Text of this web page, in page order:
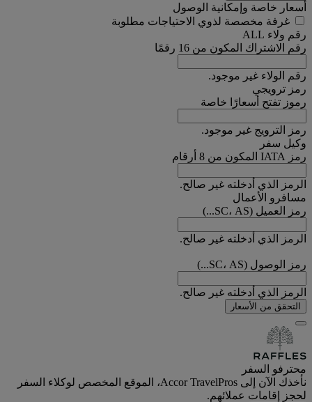
أسعار خاصة وإمكانية الوصول
غرفة مخصصة لذوي الاحتياجات مطلوبة
رقم ولاء ALL
رقم الاشتراك المكون من 16 رقمًا
رقم الولاء غير موجود.
رمز ترويجي
رموز تفتح أسعارًا خاصة
رمز الترويج غير موجود.
وكيل سفر
رمز IATA المكون من 8 أرقام
الرمز الذي أدخلته غير صالح.
مسافرو الأعمال
رمز العميل (SC، AS...)
الرمز الذي أدخلته غير صالح.
رمز الوصول (SC، AS...)
الرمز الذي أدخلته غير صالح.
التحقق من الأسعار
محترفو السفر
نأخذك الآن إلى Accor TravelPros، الموقع المخصص لوكلاء السفر
لحجز إقامات عملائهم.